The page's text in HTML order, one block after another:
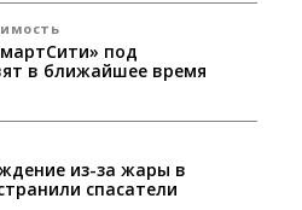
под
в ближайшее время
из-за жары в
спасатели